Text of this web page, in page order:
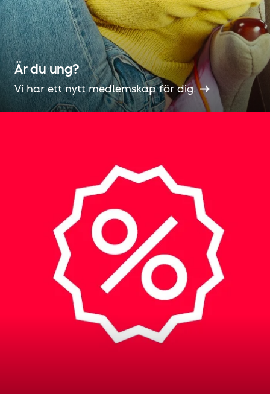
Är du ung?
Vi har ett nytt medlemskap för dig.